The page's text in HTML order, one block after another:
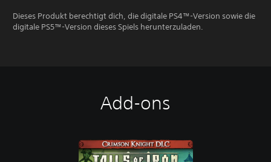
Dieses Produkt berechtigt dich, die digitale PS4™-Version sowie die
digitale PS5™-Version dieses Spiels herunterzuladen.
Add-ons